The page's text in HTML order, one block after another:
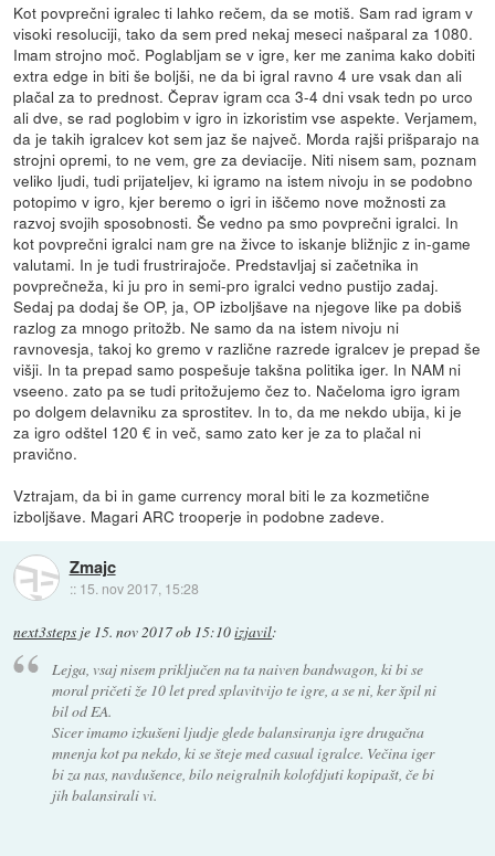
Kot povprečni igralec ti lahko rečem, da se motiš. Sam rad igram v
visoki resoluciji, tako da sem pred nekaj meseci našparal za 1080.
Imam strojno moč. Poglabljam se v igre, ker me zanima kako dobiti
extra edge in biti še boljši, ne da bi igral ravno 4 ure vsak dan ali
plačal za to prednost. Čeprav igram cca 3-4 dni vsak tedn po urco
ali dve, se rad poglobim v igro in izkoristim vse aspekte. Verjamem,
da je takih igralcev kot sem jaz še največ. Morda rajši prišparajo na
strojni opremi, to ne vem, gre za deviacije. Niti nisem sam, poznam
veliko ljudi, tudi prijateljev, ki igramo na istem nivoju in se podobno
potopimo v igro, kjer beremo o igri in iščemo nove možnosti za
razvoj svojih sposobnosti. Še vedno pa smo povprečni igralci. In
kot povprečni igralci nam gre na živce to iskanje bližnjic z in-game
valutami. In je tudi frustrirajoče. Predstavljaj si začetnika in
povprečneža, ki ju pro in semi-pro igralci vedno pustijo zadaj.
Sedaj pa dodaj še OP, ja, OP izboljšave na njegove like pa dobiš
razlog za mnogo pritožb. Ne samo da na istem nivoju ni
ravnovesja, takoj ko gremo v različne razrede igralcev je prepad še
višji. In ta prepad samo pospešuje takšna politika iger. In NAM ni
vseeno. zato pa se tudi pritožujemo čez to. Načeloma igro igram
po dolgem delavniku za sprostitev. In to, da me nekdo ubija, ki je
za igro odštel 120 € in več, samo zato ker je za to plačal ni
pravično.
Vztrajam, da bi in game currency moral biti le za kozmetične
izboljšave. Magari ARC trooperje in podobne zadeve.
Zmajc
:: 15. nov 2017, 15:28
next3steps je 15. nov 2017 ob 15:10izjavil:
Lejga, vsaj nisem priključen na ta naiven bandwagon, ki bi se
moral pričeti že 10 let pred splavitvijo te igre, a se ni, ker špil ni
bil od EA.
Sicer imamo izkušeni ljudje glede balansiranja igre drugačna
mnenja kot pa nekdo, ki se šteje med casual igralce. Večina iger
bi za nas, navdušence, bilo neigralnih kolofdjuti kopipašt, če bi
jih balansirali vi.